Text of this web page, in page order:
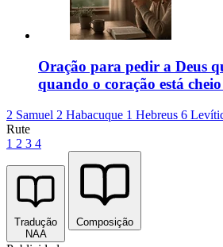
Oração para pedir a Deus
quando o coração está
2 Samuel 2 Habacuque 1 Hebreus 6
Rute
1 2 3 4
Tradução
NAA
Composição